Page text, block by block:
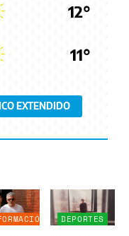
12°
11°
EXTENDIDO
DEPORTES